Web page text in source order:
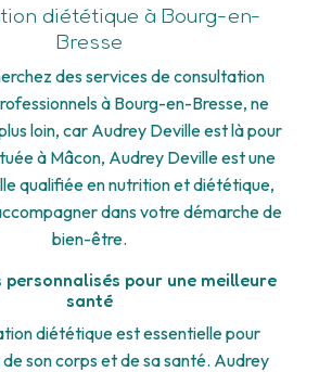
diététique à Bourg-en-
Bresse
des services de consultation
à Bourg-en-Bresse, ne
loin, car Audrey Deville est là pour
à Mâcon, Audrey Deville est une
qualifiée en nutrition et diététique,
dans votre démarche de
bien-être.
personnalisés pour une meilleure
santé
diététique est essentielle pour
son corps et de sa santé. Audrey